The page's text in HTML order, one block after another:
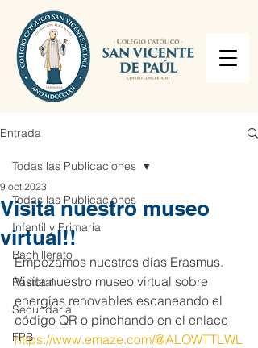
Entrada
Todas las Publicaciones
Infantil y Primaria
Bachillerato
Pastoral
Secundaria
FPB
Todas las Publicaciones
Visita nuestro museo
virtual!!
9 oct 2023
Empezamos nuestros días Erasmus.
Visita nuestro museo virtual sobre
energías renovables escaneando el
código QR o pinchando en el enlace
https://www.emaze.com/@ALOWTTLWL